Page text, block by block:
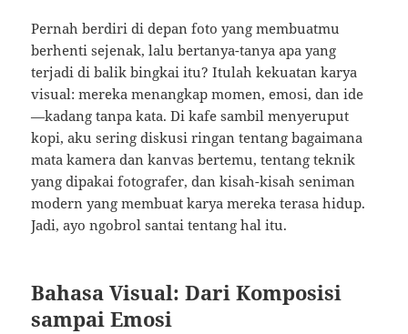
Pernah berdiri di depan foto yang membuatmu
berhenti sejenak, lalu bertanya-tanya apa yang
terjadi di balik bingkai itu? Itulah kekuatan karya
visual: mereka menangkap momen, emosi, dan ide
—kadang tanpa kata. Di kafe sambil menyeruput
kopi, aku sering diskusi ringan tentang bagaimana
mata kamera dan kanvas bertemu, tentang teknik
yang dipakai fotografer, dan kisah-kisah seniman
modern yang membuat karya mereka terasa hidup.
Jadi, ayo ngobrol santai tentang hal itu.
Bahasa Visual: Dari Komposisi
sampai Emosi